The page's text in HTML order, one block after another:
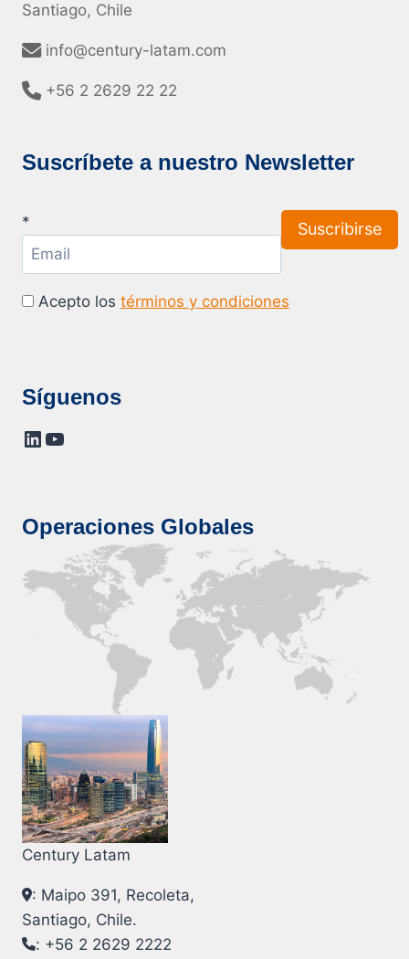
Santiago, Chile
info@century-latam.com
+56 2 2629 22 22
Suscríbete a nuestro Newsletter
*
Acepto los términos y condiciones
Síguenos
LinkedIn
YouTube
Operaciones Globales
Century Latam
: Maipo 391, Recoleta,
Santiago, Chile.
: +56 2 2629 2222